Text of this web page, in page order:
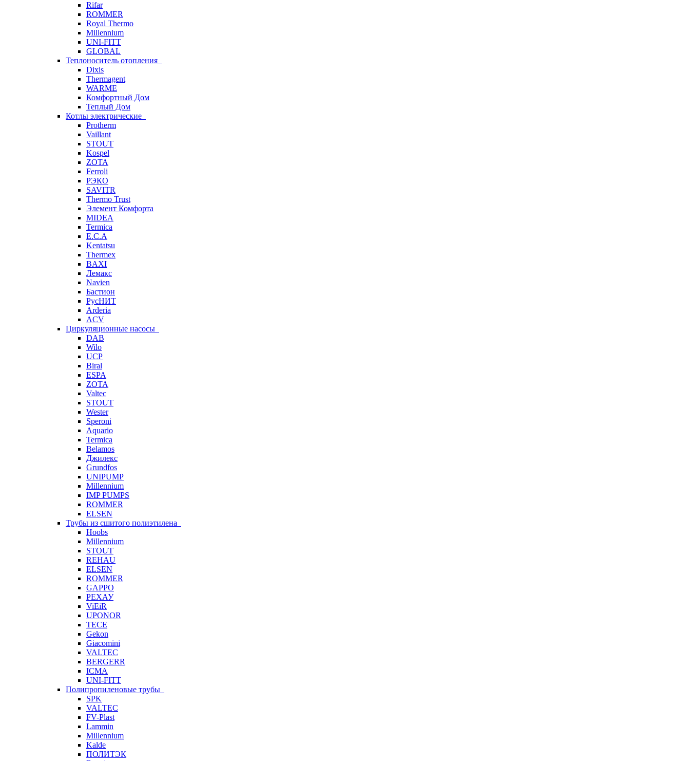
Rifar
ROMMER
Royal Thermo
Millennium
UNI-FITT
GLOBAL
Теплоноситель отопления
Dixis
Thermagent
WARME
Комфортный Дом
Теплый Дом
Котлы электрические
Protherm
Vaillant
STOUT
Kospel
ZOTA
Ferroli
РЭКО
SAVITR
Thermo Trust
Элемент Комфорта
MIDEA
Termica
E.C.A
Kentatsu
Thermex
BAXI
Лемакс
Navien
Бастион
РусНИТ
Arderia
ACV
Циркуляционные насосы
DAB
Wilo
UCP
Biral
ESPA
ZOTA
Valtec
STOUT
Wester
Speroni
Aquario
Termica
Belamos
Джилекс
Grundfos
UNIPUMP
Millennium
IMP PUMPS
ROMMER
ELSEN
Трубы из сшитого полиэтилена
Hoobs
Millennium
STOUT
REHAU
ELSEN
ROMMER
GAPPO
РЕХАУ
ViEiR
UPONOR
TECE
Gekon
Giacomini
VALTEC
BERGERR
ICMA
UNI-FITT
Полипропиленовые трубы
SPK
VALTEC
FV-Plast
Lammin
Millennium
Kalde
ПОЛИТЭК